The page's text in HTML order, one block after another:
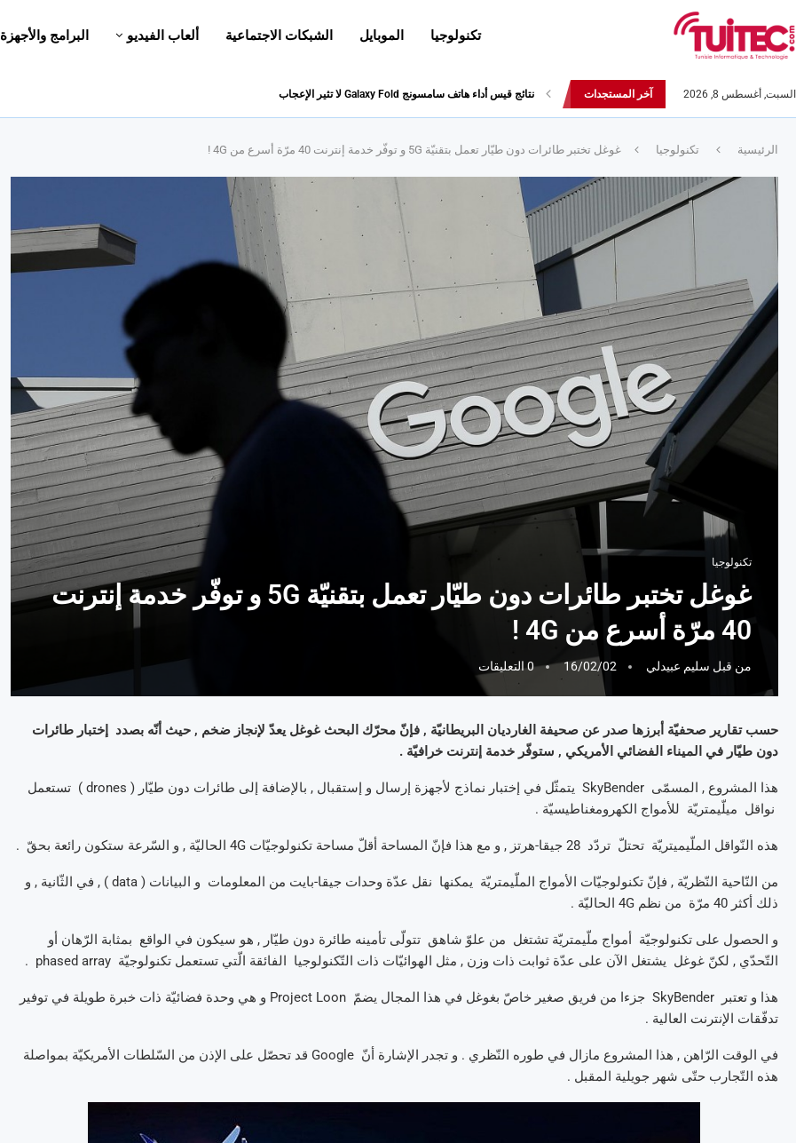
تكنولوجيا الموبايل الشبكات الاجتماعية ألعاب الفيديو البرامج والأجهزة
السبت, أغسطس 8, 2026 آخر المستجدات أحدث إصدارات هواوي: هاتف “nova 8 SE” ينطلق رسميا مع أربع...
الرئيسية تكنولوجيا غوغل تختبر طائرات دون طيّار تعمل بتقنيّة 5G و توفّر خدمة إنترنت 40 مرّة أسرع من 4G !
تكنولوجيا
غوغل تختبر طائرات دون طيّار تعمل بتقنيّة 5G و توفّر خدمة إنترنت
40 مرّة أسرع من 4G !
من قبل سليم عبيدلي 16/02/02 0 التعليقات
حسب تقارير صحفيّة أبرزها صدر عن صحيفة الغارديان البريطانيّة , فإنّ محرّك البحث غوغل يعدّ لإنجاز ضخم , حيث أنّه بصدد إختبار طائرات
دون طيّار في الميناء الفضائي الأمريكي , ستوفّر خدمة إنترنت خرافيّة .
هذا المشروع , المسمّى SkyBender يتمثّل في إختبار نماذج لأجهزة إرسال و إستقبال , بالإضافة إلى طائرات دون طيّار ( drones ) تستعمل
نواقل ميلّيمتريّة للأمواج الكهرومغناطيسيّة .
هذه النّواقل الملّيميتريّة تحتلّ تردّد 28 جيقا-هرتز , و مع هذا فإنّ المساحة أقلّ مساحة تكنولوجيّات 4G الحاليّة , و السّرعة ستكون رائعة بحقّ .
من النّاحية النّظريّة , فإنّ تكنولوجيّات الأمواج الملّيمتريّة يمكنها نقل عدّة وحدات جيقا-بايت من المعلومات و البيانات ( data ) , في الثّانية , و
ذلك أكثر 40 مرّة من نظم 4G الحاليّة .
و الحصول على تكنولوجيّة أمواج ملّيمتريّة تشتغل من علوّ شاهق تتولّى تأمينه طائرة دون طيّار , هو سيكون في الواقع بمثابة الرّهان أو
التّحدّي , لكنّ غوغل يشتغل الآن على عدّة ثوابت ذات وزن , مثل الهوائيّات ذات التّكنولوجيا الفائقة الّتي تستعمل تكنولوجيّة phased array .
هذا و تعتبر SkyBender جزءا من فريق صغير خاصّ بغوغل في هذا المجال يضمّ Project Loon و هي وحدة فضائيّة ذات خبرة طويلة في توفير
تدفّقات الإنترنت العالية .
في الوقت الرّاهن , هذا المشروع مازال في طوره النّظري . و تجدر الإشارة أنّ Google قد تحصّل على الإذن من السّلطات الأمريكيّة بمواصلة
هذه التّجارب حتّى شهر جويلية المقبل .